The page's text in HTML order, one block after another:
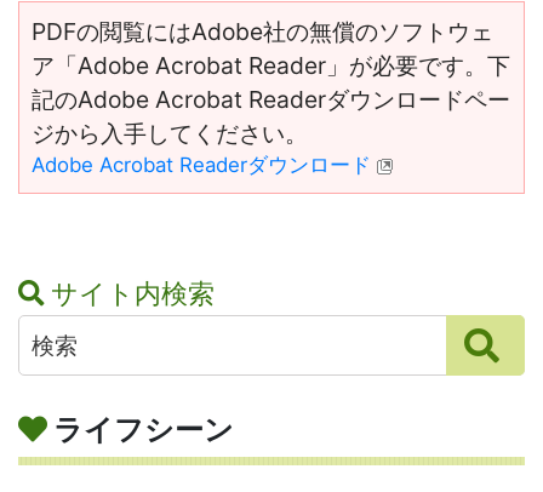
PDFの閲覧にはAdobe社の無償のソフトウェ
ア「Adobe Acrobat Reader」が必要です。下
記のAdobe Acrobat Readerダウンロードペー
ジから入手してください。
Adobe Acrobat Readerダウンロード
サイト内検索
ライフシーン